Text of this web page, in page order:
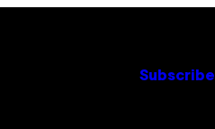
Subscribe